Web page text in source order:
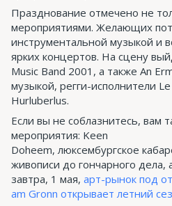
Празднование отмечено не
мероприятиями. Желающих
инструментальной музыкой и
ярких концертов. На сцену
Music Band 2001, а также An
музыкой, регги-исполнители
Hurluberlus.
Если вы не соблазнитесь, вам
мероприятия: Keen
Doheem, люксембургское
живописи до гончарного дела,
завтра, 1 мая, арт-рынок под
am Gronn открывает летний